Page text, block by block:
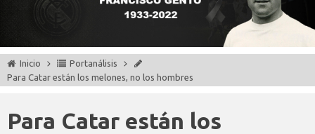
Inicio
Portanálisis
Para Catar están los melones, no los hombres
Para Catar están los